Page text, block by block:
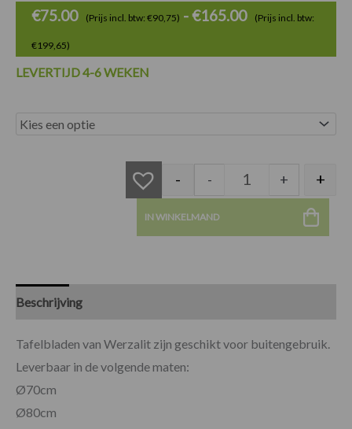
€75.00 (Prijs incl. btw: €90,75) -€165.00 (Prijs incl. btw:
€199,65)
€165.00
LEVERTIJD 4-6 WEKEN
Wit
- - + +
IN WINKELMAND
Beschrijving
Tafelbladen van Werzalit zijn geschikt voor buitengebruik.
Leverbaar in de volgende maten:
Ø70cm
Ø80cm